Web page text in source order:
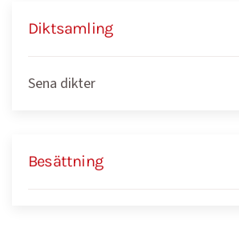
Diktsamling
Sena dikter
Besättning